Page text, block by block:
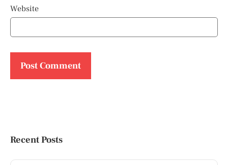
Website
Recent Posts